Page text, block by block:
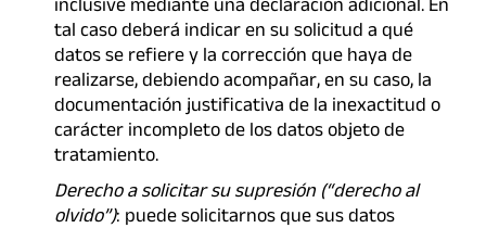
inclusive mediante una declaración adicional. En
tal caso deberá indicar en su solicitud a qué
datos se refiere y la corrección que haya de
realizarse, debiendo acompañar, en su caso, la
documentación justificativa de la inexactitud o
carácter incompleto de los datos objeto de
tratamiento.
Derecho a solicitar su supresión (“derecho al
olvido”): puede solicitarnos que sus datos